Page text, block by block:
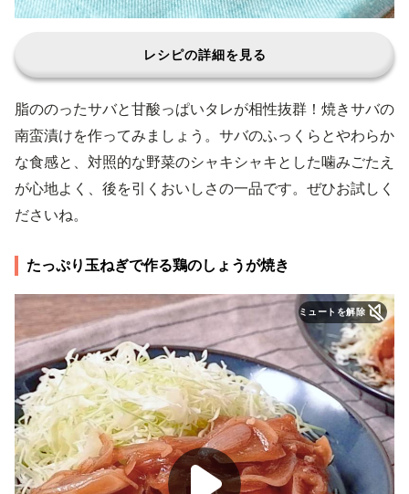
レシピの詳細を見る
脂ののったサバと甘酸っぱいタレが相性抜群！焼きサバの
南蛮漬けを作ってみましょう。サバのふっくらとやわらか
な食感と、対照的な野菜のシャキシャキとした噛みごたえ
が心地よく、後を引くおいしさの一品です。ぜひお試しく
ださいね。
たっぷり玉ねぎで作る鶏のしょうが焼き
ミュートを解除